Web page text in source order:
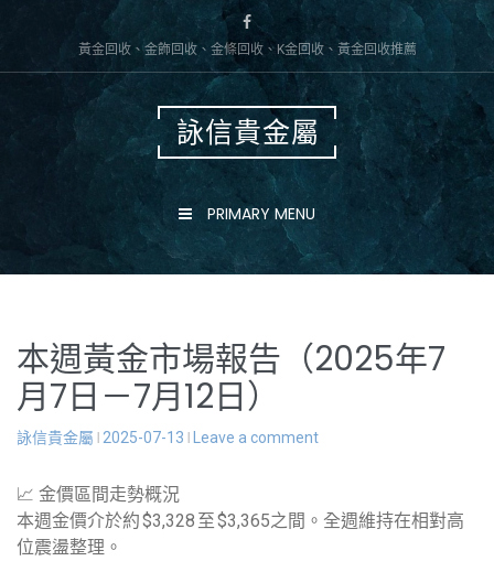
黃金回收、金飾回收、金條回收、K金回收、黃金回收推薦
詠信貴金屬
PRIMARY MENU
本週黃金市場報告（2025年7
月7日－7月12日）
詠信貴金屬 2025-07-13 Leave a comment
📈 金價區間走勢概況
本週金價介於約 $3,328 至 $3,365之間。全週維持在相對高
位震盪整理。